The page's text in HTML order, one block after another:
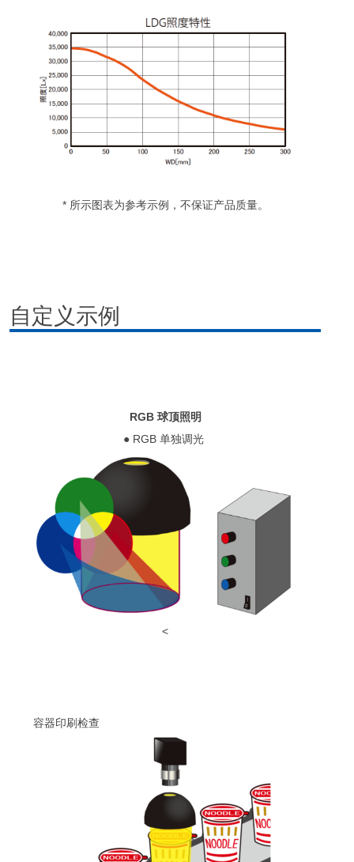
* 所示图表为参考示例，不保证产品质量。
自定义示例
RGB 球顶照明
● RGB 单独调光
<
容器印刷检查